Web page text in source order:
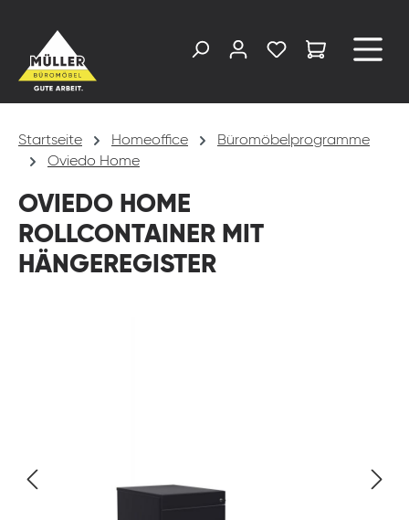
Startseite Homeoffice
Büromöbelprogramme
Oviedo Home
OVIEDO HOME
ROLLCONTAINER MIT
HÄNGEREGISTER